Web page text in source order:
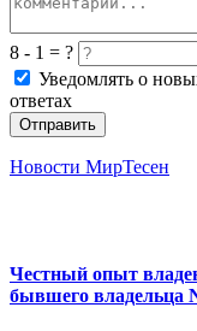
8 - 1 = ?
Уведомлять о
ответах
Отправить
Новости МирТесен
Честный опыт
бывшего владельца